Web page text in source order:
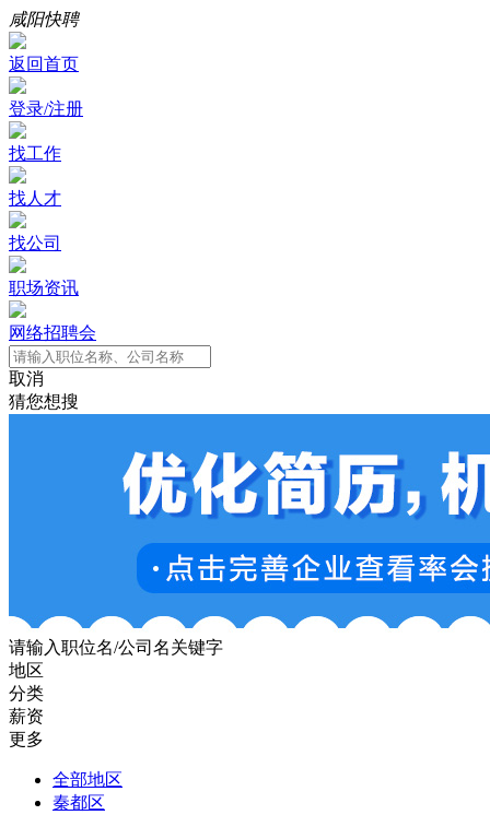
咸阳快聘
返回首页
登录/注册
找工作
找人才
找公司
职场资讯
网络招聘会
取消
猜您想搜
请输入职位名/公司名关键字
地区
分类
薪资
更多
全部地区
秦都区